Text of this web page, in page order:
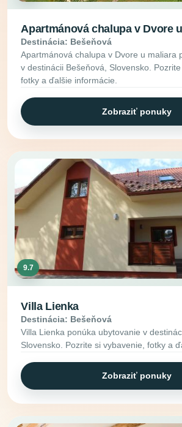
Apartmánová chalupa v Dvore
Destinácia: Bešeňová
Apartmánová chalupa v Dvore u maliara
v destinácii Bešeňová, Slovensko.
fotky a ďalšie informácie.
Zobraziť ponuky
9.7
Villa Lienka
Destinácia: Bešeňová
Villa Lienka ponúka ubytovanie v
Slovensko. Pozrite si vybavenie, fotky a
Zobraziť ponuky